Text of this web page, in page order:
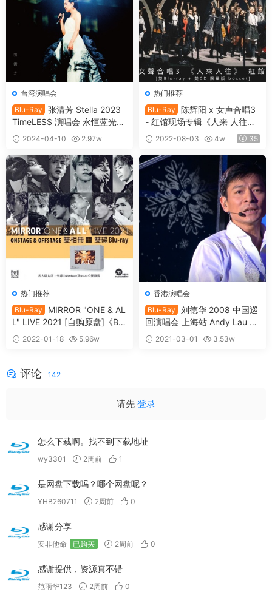
台湾演唱会
Blu-Ray
张清芳 Stella 2023
TimeLESS 演唱会 永恒蓝光版
Stella TimeLESS Live Concer
t 2023 [BDMV 38.12GB]
2024-04-10
2.97w
热门推荐
Blu-Ray
陈辉阳 x 女声合唱3
- 红馆现场专辑《人来 人往》
双Bluray 限量版 2021《BDM
V 2BD 51.8GB》
2022-08-03 4w 35
热门推荐
Blu-Ray
MIRROR "ONE & AL
L" LIVE 2021 [自购原盘]《BD
MV 2BD 54.1G》
2022-01-18
5.96w
香港演唱会
Blu-Ray
刘德华 2008 中国巡
回演唱会 上海站 Andy Lau Sh
anghai Concert 2008《4K B
DISO 74.9G》
2021-03-01
3.53w
评论 142
请先 登录
怎么下载啊。找不到下载地址
wy3301 2周前 1
是网盘下载吗？哪个网盘呢？
YHB260711 2周前 0
感谢分享
安非他命 已购买 2周前 0
感谢提供，资源真不错
范雨华123 2周前 0